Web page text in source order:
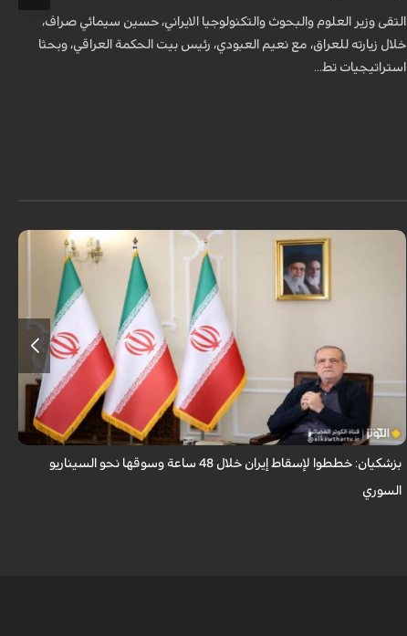
التقى وزير العلوم والبحوث والتكنولوجيا الايراني، حسين سيمائي صراف،
خلال زيارته للعراق، مع نعيم العبودي، رئيس بيت الحكمة العراقي، وبحثا
استراتيجيات تط...
قال الرئيس الايراني مسعود بزشكيان ان الأعداء وضعوا خططًا وتصوروا أن
بإمكانهم السيطرة على إيران خلال 48 ساعة كما فعلوا مع سوريا.
بزشكيان: خططوا لإسقاط إيران خلال 48 ساعة وسوقها نحو السيناريو
السوري